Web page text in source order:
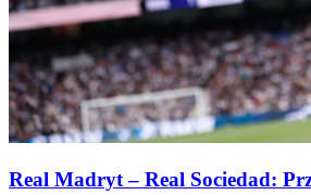
Real Madryt – Real Sociedad: